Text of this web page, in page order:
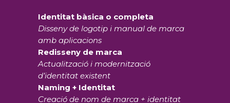
Identitat bàsica o completa
Disseny de logotip i manual de marca
amb aplicacions
Redisseny de marca
Actualització i modernització
d’identitat existent
Naming + Identitat
Creació de nom de marca + identitat